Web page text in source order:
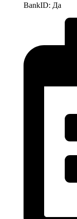
BankID: Да